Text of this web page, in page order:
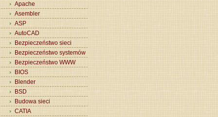
Apache
Asembler
ASP
AutoCAD
Bezpieczeństwo sieci
Bezpieczeństwo systemów
Bezpieczeństwo WWW
BIOS
Blender
BSD
Budowa sieci
CATIA